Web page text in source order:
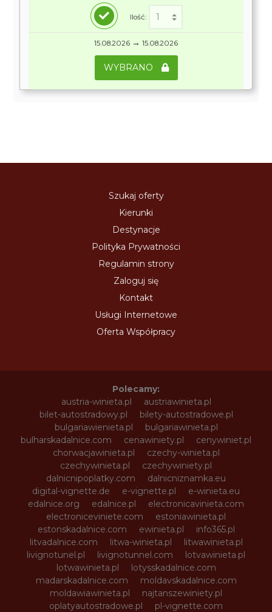
Ilość:
15.08.2026 → 15.08.2026
WYBRANO
Szukaj oferty
Kierunki
Destynacje
Polityka Prywatności
Regulamin strony
Zaloguj się
Kontakt
Usługi Internetowe
Oferta Współpracy
Polecamy:
austria-winieta.pl
austriawinieta.pl
bilet-autostradowy.pl
bilety-autostradowe.pl
bulgariawienieta.pl
bulgariawinieta.pl
bulharskadalnice.com
cenawiniety.pl
cenywiniet.pl
chorwacjawinieta.pl
czechy-winieta.pl
czechywinieta.pl
czechywiniety.pl
dalnicnipoplatky.com
dalnicniznamka.eu
digital-vignette.de
e-vignette.pl
e-winieta.eu
edalnice.org
edalnice.pl
electronicavinieta.com
electroniceviniete.com
estoniawinieta.pl
estonskadalnice.com
ewinieta.pl
info365.pl
litvadalnice.com
litwa-winieta.pl
litwawinieta.pl
livignotunel.pl
livignotunnel.com
lotvawinieta.pl
lotwawinieta.pl
lotysskadalnice.com
madarskadalnice.com
moldavskadalnice.com
moldawiawinieta.pl
najtanszewiniety.pl
oplatyautostradowe.pl
pl-vignette.com